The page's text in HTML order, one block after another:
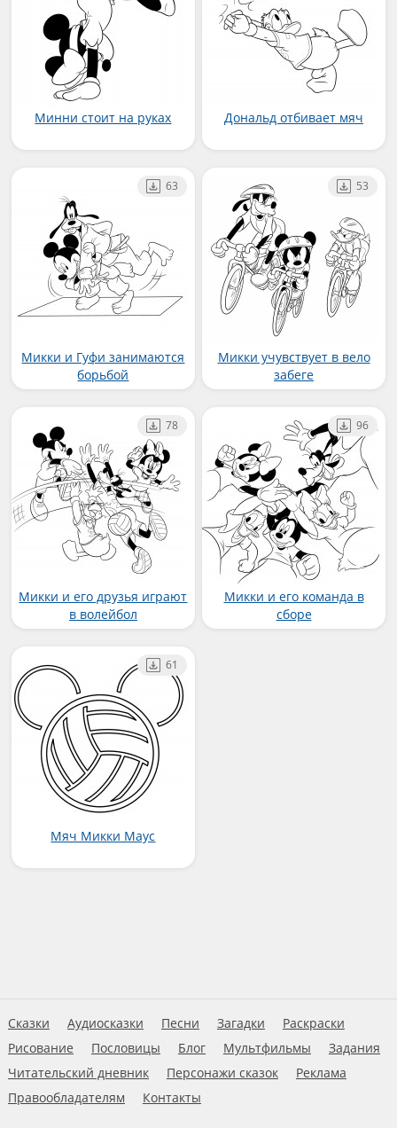
Минни стоит на руках Дональд отбивает мяч
Микки и Гуфи занимаются
борьбой
63
Микки учувствует в вело
забеге
53
Микки и его друзья играют
в волейбол
78
Микки и его команда в
сборе
96
Мяч Микки Маус
61
Сказки Аудиосказки Песни Загадки
Раскраски
Рисование
Пословицы Блог Мультфильмы
Задания
Читательский дневник
Персонажи сказок
Реклама
Правообладателям
Контакты